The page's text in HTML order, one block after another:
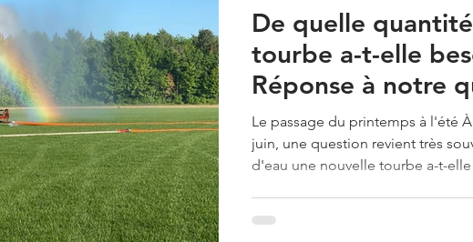
De quelle
tourbe a-t-elle
Réponse à notre
plus fréquente
Le passage du printemps à l'été
juin, une question revient très
d'eau une nouvelle tourbe a-t-
de fertilisation recommandé,